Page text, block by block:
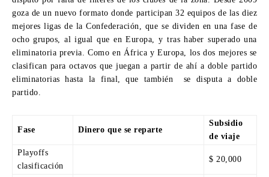
goza de un nuevo formato donde participan 32 equipos de las diez
mejores ligas de la Confederación, que se dividen en una fase de
ocho grupos, al igual que en Europa, y tras haber superado una
eliminatoria previa. Como en África y Europa, los dos mejores se
clasifican para octavos que juegan a partir de ahí a doble partido
eliminatorias hasta la final, que también se disputa a doble
partido.
Fase Dinero que se reparte
Subsidio
de viaje
Playoffs
clasificación
$ 20,000